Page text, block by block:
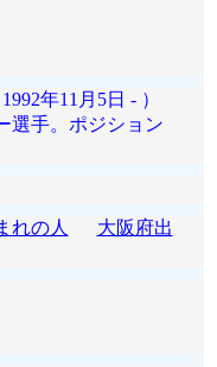
年11月5日 - ）
選手。ポジション
れの人
大阪府出